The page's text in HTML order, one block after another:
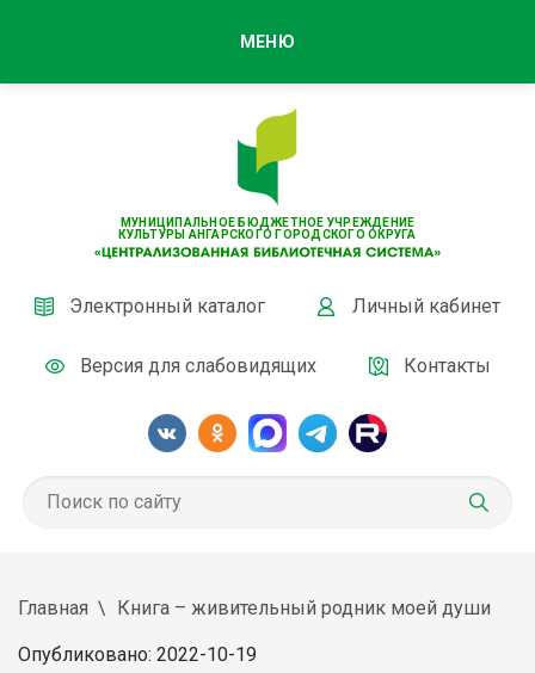
МУНИЦИПАЛЬНОЕ БЮДЖЕТНОЕ УЧРЕЖДЕНИЕ
КУЛЬТУРЫ АНГАРСКОГО ГОРОДСКОГО ОКРУГА
Электронный каталог Личный кабинет
Версия для слабовидящих Контакты
МЕНЮ
Главная Книга – живительный родник моей души
Опубликовано: 2022-10-19